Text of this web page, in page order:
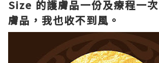
Size 的護膚品一份及療程一
膚品，我也收不到風。